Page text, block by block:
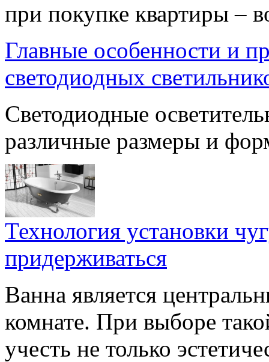
при покупке квартиры –
Главные особенности и
светодиодных
Светодиодные
различные размеры и
Технология установки
придерживаться
Ванна является
комнате. При выборе
учесть не только